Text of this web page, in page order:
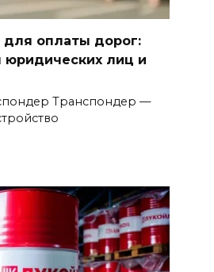
для оплаты дорог:
лиц и
Транспондер —